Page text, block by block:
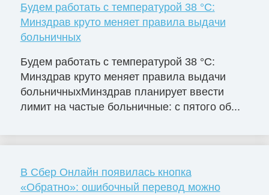
Будем работать с температурой 38 °C:
Минздрав круто меняет правила выдачи
больничных
Будем работать с температурой 38 °C:
Минздрав круто меняет правила выдачи
больничныхМинздрав планирует ввести
лимит на частые больничные: с пятого об...
В Сбер Онлайн появилась кнопка
«Обратно»: ошибочный перевод можно